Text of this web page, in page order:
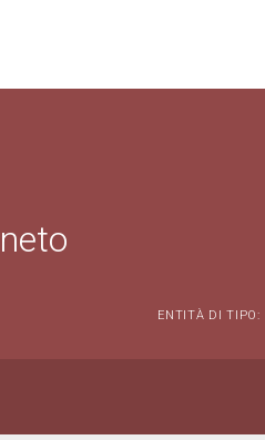
ENTITÀ DI TIPO: